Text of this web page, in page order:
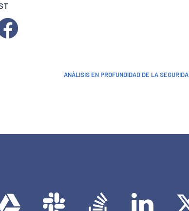
ANÁLISIS EN PROFUNDIDAD DE LA